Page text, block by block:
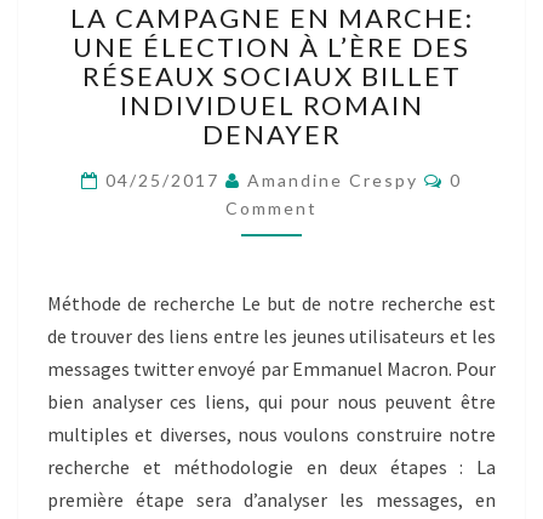
CAMPAGNE
EN
MARCHE:
UNE
ÉLECTION
À
L’ÈRE
DES
RÉSEAUX
INDIVIDUEL
ROMAIN
DENAYER
LA CAMPAGNE EN MARCHE:
UNE ÉLECTION À L’ÈRE DES
RÉSEAUX SOCIAUX BILLET
INDIVIDUEL ROMAIN
DENAYER
04/25/2017 Amandine Crespy
0
Comment
Méthode de recherche Le but de notre recherche est
de trouver des liens entre les jeunes utilisateurs et les
messages twitter envoyé par Emmanuel Macron. Pour
bien analyser ces liens, qui pour nous peuvent être
multiples et diverses, nous voulons construire notre
recherche et méthodologie en deux étapes : La
première étape sera d’analyser les messages, en